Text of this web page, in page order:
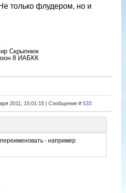
только флудером, но и
Скрыпнюк
8 ИАБКК
2011, 15:01:15 | Сообщение # 533
- например